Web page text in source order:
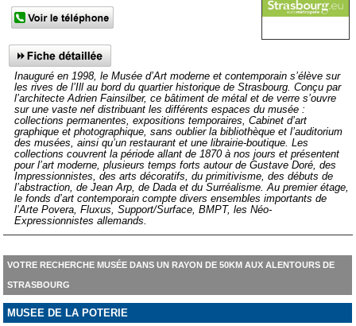
Inauguré en 1998, le Musée d’Art moderne et contemporain s’élève sur
les rives de l’Ill au bord du quartier historique de Strasbourg. Conçu par
l’architecte Adrien Fainsilber, ce bâtiment de métal et de verre s’ouvre
sur une vaste nef distribuant les différents espaces du musée :
collections permanentes, expositions temporaires, Cabinet d’art
graphique et photographique, sans oublier la bibliothèque et l’auditorium
des musées, ainsi qu’un restaurant et une librairie-boutique. Les
collections couvrent la période allant de 1870 à nos jours et présentent
pour l’art moderne, plusieurs temps forts autour de Gustave Doré, des
Impressionnistes, des arts décoratifs, du primitivisme, des débuts de
l’abstraction, de Jean Arp, de Dada et du Surréalisme. Au premier étage,
le fonds d’art contemporain compte divers ensembles importants de
l’Arte Povera, Fluxus, Support/Surface, BMPT, les Néo-
Expressionnistes allemands.
VOTRE RECHERCHE MUSÉE DANS UN RAYON DE 50KM AUX ALENTOURS DE
STRASBOURG
MUSEE DE LA POTERIE